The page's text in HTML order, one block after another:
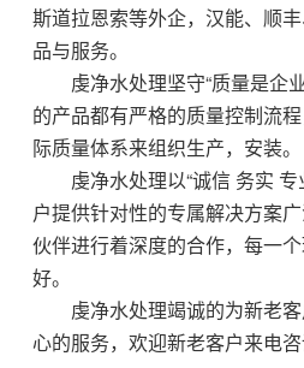
斯道拉恩索等外企，汉能、顺
品与服务。
虔净水处理坚守“质量是企
的产品都有严格的质量控制流
际质量体系来组织生产，安装。
虔净水处理以“诚信 务实 专
户提供针对性的专属解决方案
伙伴进行着深度的合作，每一
好。
虔净水处理竭诚的为新老客
心的服务，欢迎新老客户来电咨